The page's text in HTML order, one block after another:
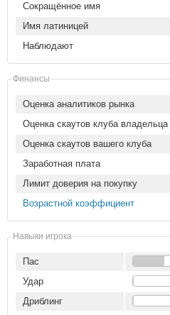
Сокращённое имя
Имя латиницей
Наблюдают
Финансы
Оценка аналитиков рынка
Оценка скаутов клуба владельца
Оценка скаутов вашего клуба
Заработная плата
Лимит доверия на покупку
Возрастной коэффициент
Навыки игрока
Пас
Удар
Дриблинг